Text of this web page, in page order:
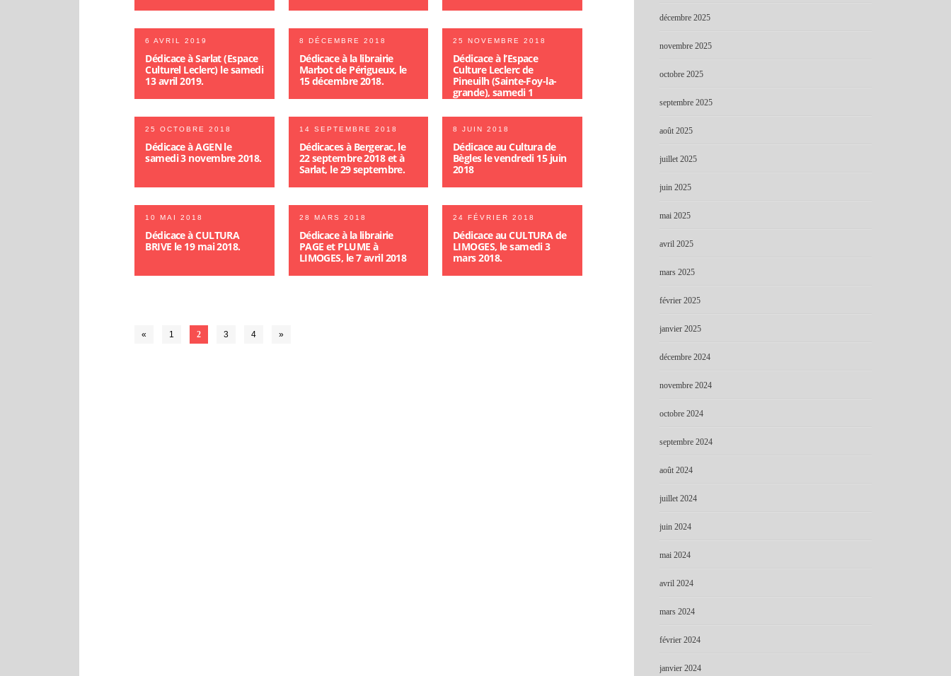
6 AVRIL 2019
Dédicace à Sarlat (Espace
Culturel Leclerc) le samedi
13 avril 2019.
8 DÉCEMBRE 2018
Dédicace à la librairie
Marbot de Périgueux, le
15 décembre 2018.
25 NOVEMBRE 2018
Dédicace à l’Espace
Culture Leclerc de
Pineuilh (Sainte-Foy-la-
grande), samedi 1
décembre 2018.
25 OCTOBRE 2018
Dédicace à AGEN le
samedi 3 novembre 2018.
14 SEPTEMBRE 2018
Dédicaces à Bergerac, le
22 septembre 2018 et à
Sarlat, le 29 septembre.
8 JUIN 2018
Dédicace au Cultura de
Bègles le vendredi 15 juin
2018
10 MAI 2018
Dédicace à CULTURA
BRIVE le 19 mai 2018.
28 MARS 2018
Dédicace à la librairie
PAGE et PLUME à
LIMOGES, le 7 avril 2018
24 FÉVRIER 2018
Dédicace au CULTURA de
LIMOGES, le samedi 3
mars 2018.
« 1 2 3 4 »
décembre 2025
novembre 2025
octobre 2025
septembre 2025
août 2025
juillet 2025
juin 2025
mai 2025
avril 2025
mars 2025
février 2025
janvier 2025
décembre 2024
novembre 2024
octobre 2024
septembre 2024
août 2024
juillet 2024
juin 2024
mai 2024
avril 2024
mars 2024
février 2024
janvier 2024